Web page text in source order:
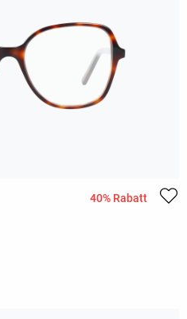
40% Rabatt